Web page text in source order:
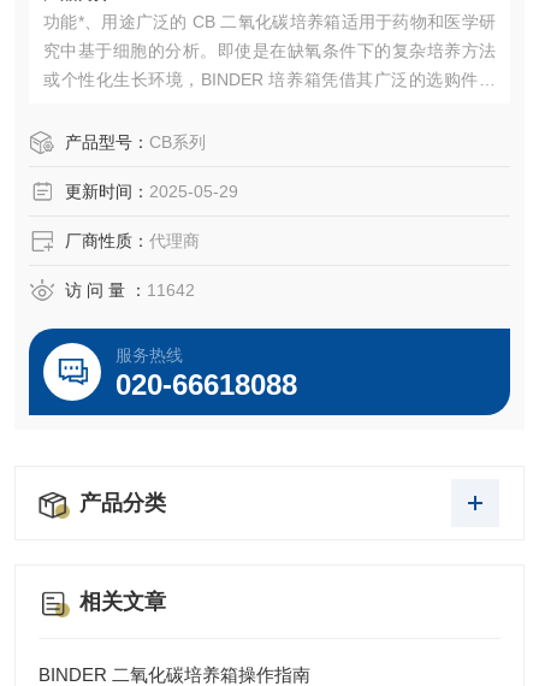
功能*、用途广泛的 CB 二氧化碳培养箱适用于药物和医学研
究中基于细胞的分析。即使是在缺氧条件下的复杂培养方法
或个性化生长环境，BINDER 培养箱凭借其广泛的选购件和
产品型号： CB系列
更新时间： 2025-05-29
厂商性质： 代理商
访 问 量 ： 11642
服务热线
020-66618088
产品分类
相关文章
BINDER 二氧化碳培养箱操作指南